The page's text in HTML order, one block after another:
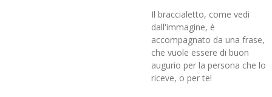
Il braccialetto, come vedi
dall'immagine, è
accompagnato da una frase,
che vuole essere di buon
augurio per la persona che lo
riceve, o per te!